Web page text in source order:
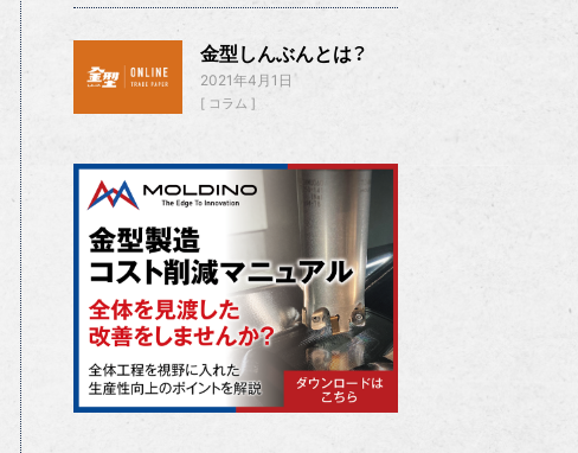
金型しんぶんとは？
2021年4月1日
コラム